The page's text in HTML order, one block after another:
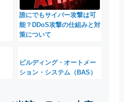
誰にでもサイバー攻撃は可
能？DDoS攻撃の仕組みと対
策について
ビルディング・オートメー
ション・システム（BAS）